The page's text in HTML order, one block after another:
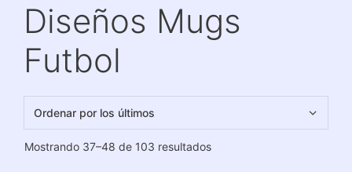
Diseños Mugs
Futbol
Mostrando 37–48 de 103 resultadosOrdenado